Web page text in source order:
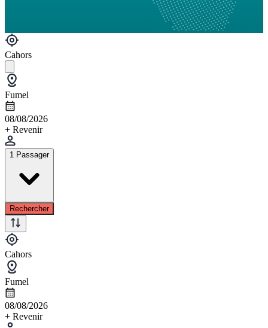
Cahors
Fumel
08/08/2026
+ Revenir
1 Passager
Rechercher
Cahors
Fumel
08/08/2026
+ Revenir